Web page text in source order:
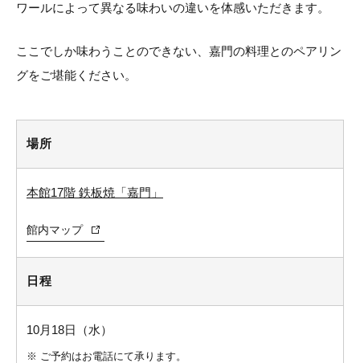
ワールによって異なる味わいの違いを体感いただきます。
ここでしか味わうことのできない、嘉門の料理とのペアリン
グをご堪能ください。
場所
本館17階 鉄板焼「嘉門」
館内マップ
日程
10月18日（水）
※ ご予約はお電話にて承ります。